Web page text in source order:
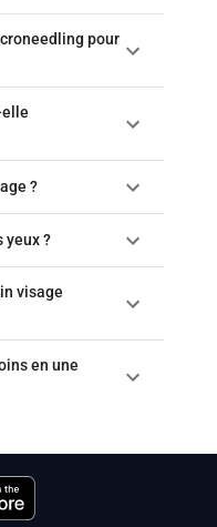
pour
?
yeux ?
visage
en une